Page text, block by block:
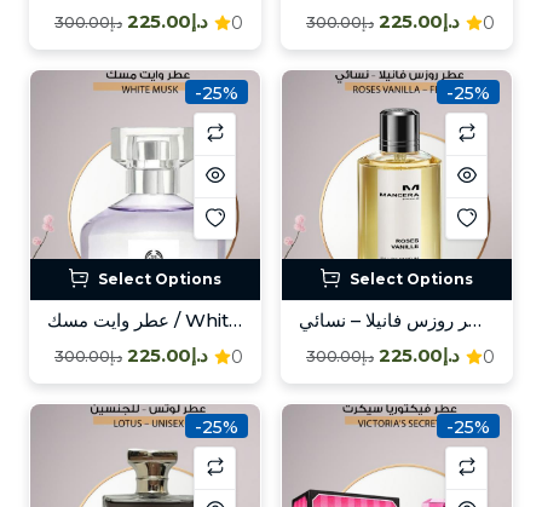
0 د.إ225.00 د.إ300.00 0 د.إ225.00 د.إ300.00
-25%
Select Options
عطر وايت مسك / White Musk
0 د.إ225.00 د.إ300.00
-25%
Select Options
عطر روزس فانيلا – نسائي / Roses Vanilla – Fem
0 د.إ225.00 د.إ300.00
-25% -25%